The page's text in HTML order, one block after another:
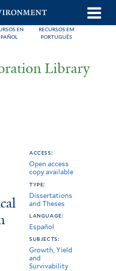
EN
RECURSOS EM
PORTUGUÊS
Library
access:
Open access
copy available
type:
Dissertations
and Theses
language:
Español
subjects:
Growth, Yield
and
Survivability